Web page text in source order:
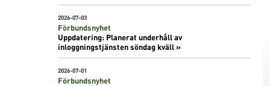
2026-07-03
Förbundsnyhet
Uppdatering: Planerat underhåll av
inloggningstjänsten söndag kväll »
2026-07-01
Förbundsnyhet